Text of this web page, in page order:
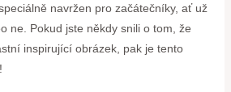
navržen pro začátečníky, ať už
ne. Pokud jste někdy snili o tom, že
inspirující obrázek, pak je tento